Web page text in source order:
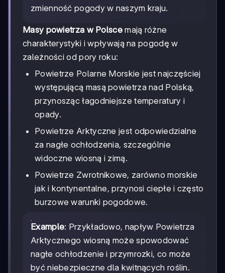
zmienność pogody w naszym kraju.
Masy powietrza w Polscemają różne
charakterystyki i wpływają na pogodę w
zależności od pory roku:
Powietrze Polarne Morskie jest najczęściej
występującą masą powietrza nad Polską,
przynosząc łagodniejsze temperatury i
opady.
Powietrze Arktyczne jest odpowiedzialne
za nagłe ochłodzenia, szczególnie
widoczne wiosną i zimą.
Powietrze Zwrotnikowe, zarówno morskie
jak i kontynentalne, przynosi ciepłe i często
burzowe warunki pogodowe.
Example: Przykładowo, napływ Powietrza
Arktycznego wiosną może spowodować
nagłe ochłodzenie i przymrozki, co może
być niebezpieczne dla kwitnących roślin.